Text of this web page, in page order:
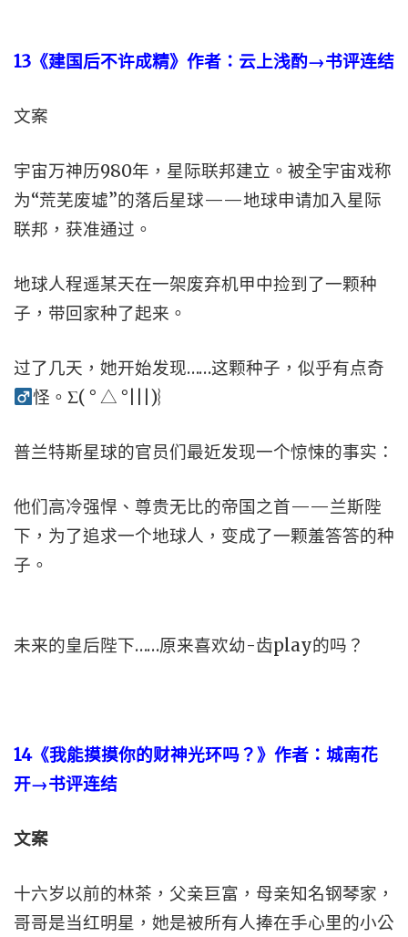
13 《建国后不许成精》作者：云上浅酌→书评连结
文案
宇宙万神历980年，星际联邦建立。被全宇宙戏称
为“荒芜废墟”的落后星球——地球申请加入星际
联邦，获准通过。
地球人程遥某天在一架废弃机甲中捡到了一颗种
子，带回家种了起来。
过了几天，她开始发现……这颗种子，似乎有点奇
怪。Σ( ° △ °|||)︴
普兰特斯星球的官员们最近发现一个惊悚的事实：
他们高冷强悍、尊贵无比的帝国之首——兰斯陛
下，为了追求一个地球人，变成了一颗羞答答的种
子。
未来的皇后陛下……原来喜欢幼-齿play的吗？
14《我能摸摸你的财神光环吗？》作者：城南花
开→书评连结
文案
十六岁以前的林茶，父亲巨富，母亲知名钢琴家，
哥哥是当红明星，她是被所有人捧在手心里的小公